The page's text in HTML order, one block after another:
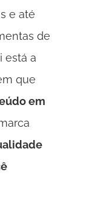
e até
de
está a
em